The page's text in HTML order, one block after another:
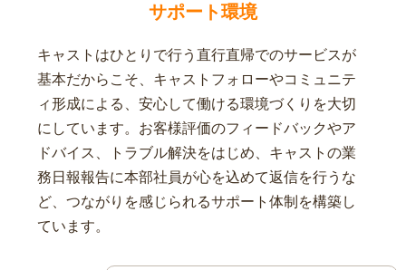
サポート環境
キャストはひとりで行う直行直帰でのサービスが
基本だからこそ、キャストフォローやコミュニテ
ィ形成による、安心して働ける環境づくりを大切
にしています。お客様評価のフィードバックやア
ドバイス、トラブル解決をはじめ、キャストの業
務日報報告に本部社員が心を込めて返信を行うな
ど、つながりを感じられるサポート体制を構築し
ています。